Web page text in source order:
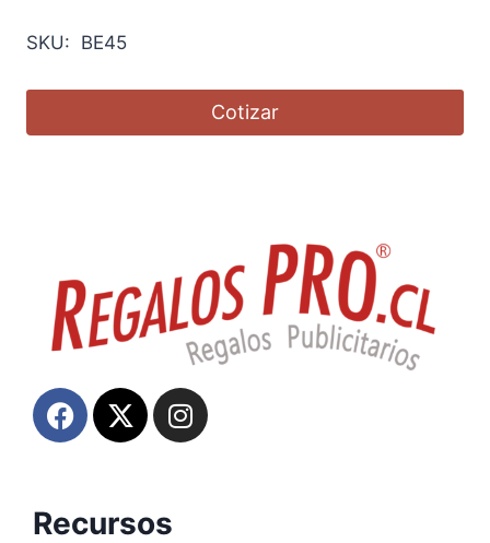
SKU: BE45
Cotizar
Recursos